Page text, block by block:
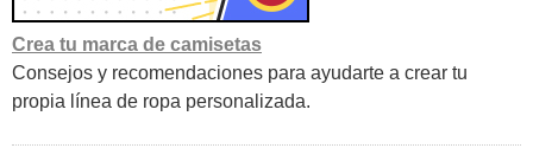
Crea tu marca de camisetas
Consejos y recomendaciones para ayudarte a crear tu
propia línea de ropa personalizada.